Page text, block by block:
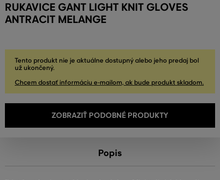
RUKAVICE GANT LIGHT KNIT GLOVES
ANTRACIT MELANGE
Tento produkt nie je aktuálne dostupný alebo jeho predaj bol
už ukončený.
Chcem dostať informáciu e-mailom, ak bude produkt skladom.
ZOBRAZIŤ PODOBNÉ PRODUKTY
Popis